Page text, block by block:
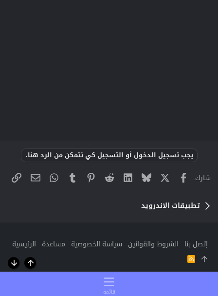
يجب تسجيل الدخول أو التسجيل كي تتمكن من الرد هنا.
شارك: فيسبوك Bluesky
LinkedIn
Reddit
Pinterest
Tumblr
WhatsApp
البريد
تطبيقات الاندرويد
إتصل بنا الشروط والقوانين سياسة الخصوصية مساعدة الرئيسية
R
أعلى
قائمة